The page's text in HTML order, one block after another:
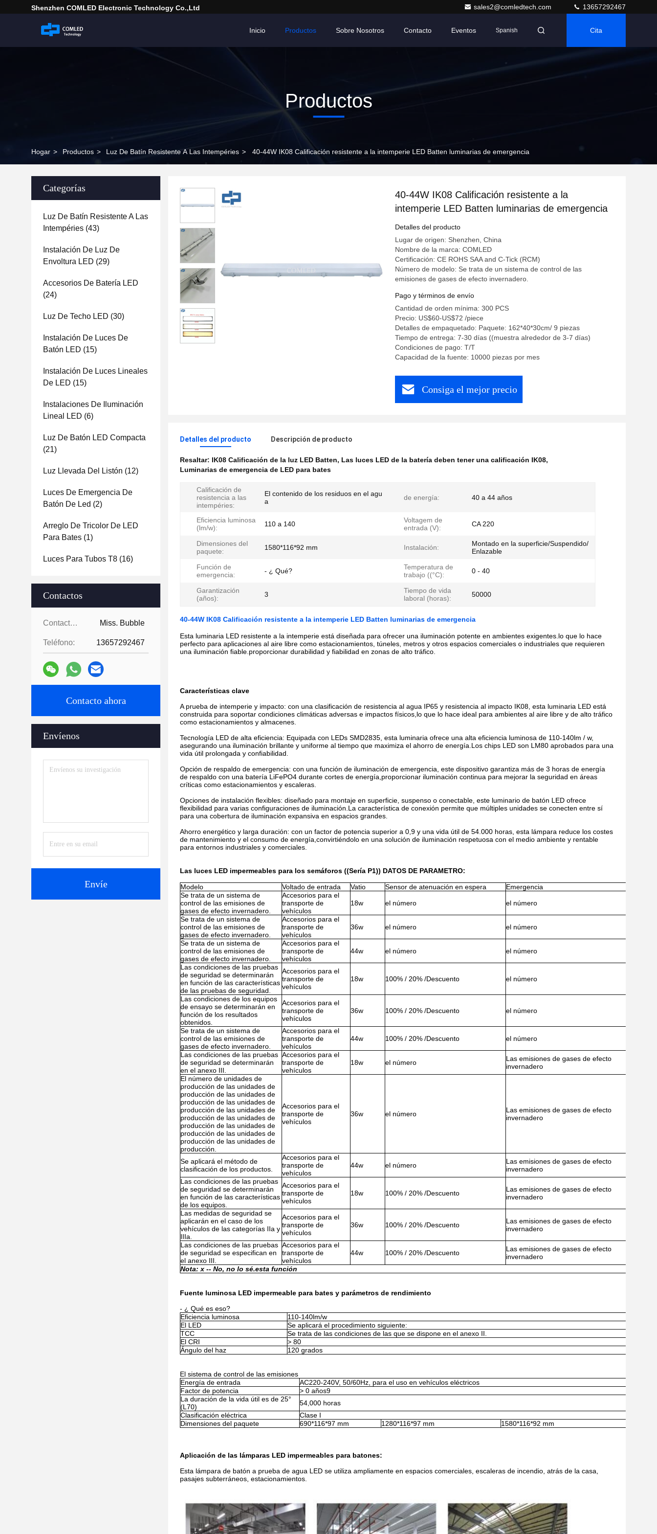
Shenzhen COMLED Electronic Technology Co.,ltd sales2@comledtech.com 13657292467
Inicio Productos Sobre Nosotros Contacto Eventos Spanish Cita
Productos
Hogar > Productos > Luz De Batín Resistente A Las Intempéries > 40-44W IK08 Calificación resistente a la intemperie LED Batten luminarias de emergencia
Categorías
Luz De Batín Resistente A Las
Intempéries (43)
Instalación De Luz De
Envoltura LED (29)
Accesorios De Batería LED
(24)
Luz De Techo LED (30)
Instalación De Luces De
Batón LED (15)
Instalación De Luces Lineales
De LED (15)
Instalaciones De Iluminación
Lineal LED (6)
Luz De Batón LED Compacta
(21)
Luz Llevada Del Listón (12)
Luces De Emergencia De
Batón De Led (2)
Arreglo De Tricolor De LED
Para Bates (1)
Luces Para Tubos T8 (16)
Contactos
Contactos: Miss. Bubble
Teléfono: 13657292467
Contacto ahora
Envíenos
Envíe
40-44W IK08 Calificación resistente a la
intemperie LED Batten luminarias de emergencia
Detalles del producto
Lugar de origen: Shenzhen, China
Nombre de la marca: COMLED
Certificación: CE ROHS SAA and C-Tick (RCM)
Número de modelo: Se trata de un sistema de control de las
emisiones de gases de efecto invernadero.
Pago y términos de envío
Cantidad de orden mínima: 300 PCS
Precio: US$60-US$72 /piece
Detalles de empaquetado: Paquete: 162*40*30cm/ 9 piezas
Tiempo de entrega: 7-30 días ((muestra alrededor de 3-7 días)
Condiciones de pago: T/T
Capacidad de la fuente: 10000 piezas por mes
Consiga el mejor precio
Detalles del producto Descripción de producto
Resaltar: IK08 Calificación de la luz LED Batten, Las luces LED de la batería deben tener una calificación IK08,
Luminarias de emergencia de LED para bates
Calificación de
resistencia a las
intempéries:
El contenido de los residuos en el agu
a
de energía: 40 a 44 años
Eficiencia luminosa
(lm/w):
110 a 140
Voltagem de
entrada (V):
CA 220
Dimensiones del
paquete:
1580*116*92 mm Instalación:
Montado en la superficie/Suspendido/
Enlazable
Función de
emergencia:
- ¿ Qué?
Temperatura de
trabajo ((°C):
0 - 40
Garantización
(años):
3
Tiempo de vida
laboral (horas):
50000
40-44W IK08 Calificación resistente a la intemperie LED Batten luminarias de emergencia
Esta luminaria LED resistente a la intemperie está diseñada para ofrecer una iluminación potente en ambientes exigentes.lo que lo hace
perfecto para aplicaciones al aire libre como estacionamientos, túneles, metros y otros espacios comerciales o industriales que requieren
una iluminación fiable.proporcionar durabilidad y fiabilidad en zonas de alto tráfico.
Características clave
A prueba de intemperie y impacto: con una clasificación de resistencia al agua IP65 y resistencia al impacto IK08, esta luminaria LED está
construida para soportar condiciones climáticas adversas e impactos físicos,lo que lo hace ideal para ambientes al aire libre y de alto tráfico
como estacionamientos y almacenes.
Tecnología LED de alta eficiencia: Equipada con LEDs SMD2835, esta luminaria ofrece una alta eficiencia luminosa de 110-140lm / w,
asegurando una iluminación brillante y uniforme al tiempo que maximiza el ahorro de energía.Los chips LED son LM80 aprobados para una
vida útil prolongada y confiabilidad.
Opción de respaldo de emergencia: con una función de iluminación de emergencia, este dispositivo garantiza más de 3 horas de energía
de respaldo con una batería LiFePO4 durante cortes de energía,proporcionar iluminación continua para mejorar la seguridad en áreas
críticas como estacionamientos y escaleras.
Opciones de instalación flexibles: diseñado para montaje en superficie, suspenso o conectable, este luminario de batón LED ofrece
flexibilidad para varias configuraciones de iluminación.La característica de conexión permite que múltiples unidades se conecten entre sí
para una cobertura de iluminación expansiva en espacios grandes.
Ahorro energético y larga duración: con un factor de potencia superior a 0,9 y una vida útil de 54.000 horas, esta lámpara reduce los costes
de mantenimiento y el consumo de energía,convirtiéndolo en una solución de iluminación respetuosa con el medio ambiente y rentable
para entornos industriales y comerciales.
Las luces LED impermeables para los semáforos ((Sería P1)) DATOS DE PARAMETRO:
Modelo Voltado de entrada Vatio Sensor de atenuación en espera
Emergencia
Se trata de un sistema de
control de las emisiones de
gases de efecto invernadero.
Accesorios para el
transporte de
vehículos
18w el número el número
Se trata de un sistema de
control de las emisiones de
gases de efecto invernadero.
Accesorios para el
transporte de
vehículos
36w el número el número
Se trata de un sistema de
control de las emisiones de
gases de efecto invernadero.
Accesorios para el
transporte de
vehículos
44w el número el número
Las condiciones de las pruebas
de seguridad se determinarán
en función de las características
de las pruebas de seguridad.
Accesorios para el
transporte de
vehículos
18w 100% / 20% /Descuento el número
Las condiciones de los equipos
de ensayo se determinarán en
función de los resultados
obtenidos.
Accesorios para el
transporte de
vehículos
36w 100% / 20% /Descuento el número
Se trata de un sistema de
control de las emisiones de
gases de efecto invernadero.
Accesorios para el
transporte de
vehículos
44w 100% / 20% /Descuento el número
Las condiciones de las pruebas
de seguridad se determinarán
en el anexo III.
Accesorios para el
transporte de
vehículos
18w el número
Las emisiones de gases de efecto
invernadero
El número de unidades de
producción de las unidades de
producción de las unidades de
producción de las unidades de
producción de las unidades de
producción de las unidades de
producción de las unidades de
producción de las unidades de
producción de las unidades de
producción.
Accesorios para el
transporte de
vehículos
36w el número
Las emisiones de gases de efecto
invernadero
Se aplicará el método de
clasificación de los productos.
Accesorios para el
transporte de
vehículos
44w el número
Las emisiones de gases de efecto
invernadero
Las condiciones de las pruebas
de seguridad se determinarán
en función de las características
de los equipos.
Accesorios para el
transporte de
vehículos
18w 100% / 20% /Descuento
Las emisiones de gases de efecto
invernadero
Las medidas de seguridad se
aplicarán en el caso de los
vehículos de las categorías IIa y
IIIa.
Accesorios para el
transporte de
vehículos
36w 100% / 20% /Descuento
Las emisiones de gases de efecto
invernadero
Las condiciones de las pruebas
de seguridad se especifican en
el anexo III.
Accesorios para el
transporte de
vehículos
44w 100% / 20% /Descuento
Las emisiones de gases de efecto
invernadero
Nota: x -- No, no lo sé.esta función
Fuente luminosa LED impermeable para bates y parámetros de rendimiento
- ¿ Qué es eso?
Eficiencia luminosa
110-140lm/w
El LED
Se aplicará el procedimiento siguiente:
TCC
Se trata de las condiciones de las que se dispone en el anexo II.
El CRI
> 80
Ángulo del haz
120 grados
El sistema de control de las emisiones
Energía de entrada
AC220-240V, 50/60Hz, para el uso en vehículos eléctricos
Factor de potencia
> 0 años9
La duración de la vida útil es de 25°
(L70)
54,000 horas
Clasificación eléctrica
Clase I
Dimensiones del paquete
690*116*97 mm 1280*116*97 mm 1580*116*92 mm
Aplicación de las lámparas LED impermeables para batones:
Esta lámpara de batón a prueba de agua LED se utiliza ampliamente en espacios comerciales, escaleras de incendio, atrás de la casa,
pasajes subterráneos, estacionamientos.